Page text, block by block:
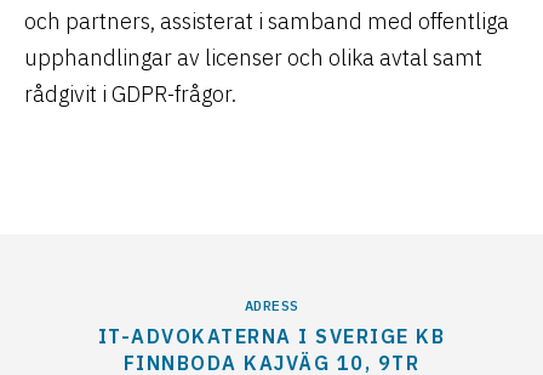
och partners, assisterat i samband med offentliga
upphandlingar av licenser och olika avtal samt
rådgivit i GDPR-frågor.
ADRESS
IT-ADVOKATERNA I SVERIGE KB
FINNBODA KAJVÄG 10, 9TR